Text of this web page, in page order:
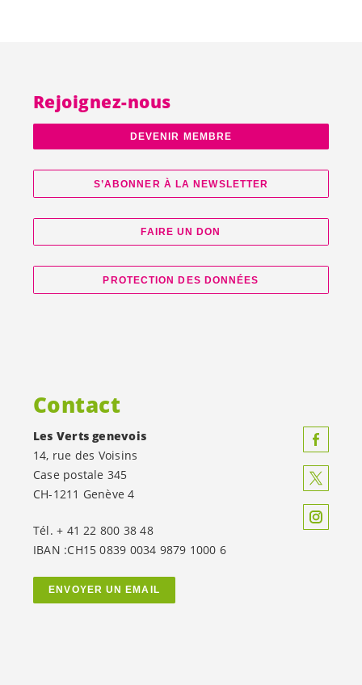
Rejoignez-nous
DEVENIR MEMBRE
S’ABONNER À LA NEWSLETTER
FAIRE UN DON
PROTECTION DES DONNÉES
Contact
Les Verts genevois
14, rue des Voisins
Case postale 345
CH-1211 Genève 4
Tél. + 41 22 800 38 48
IBAN :CH15 0839 0034 9879 1000 6
ENVOYER UN EMAIL